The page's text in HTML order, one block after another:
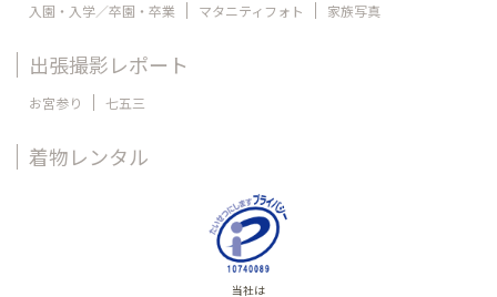
入園・入学／卒園・卒業
マタニティフォト 家族写真
出張撮影レポート
お宮参り 七五三
着物レンタル
当社は